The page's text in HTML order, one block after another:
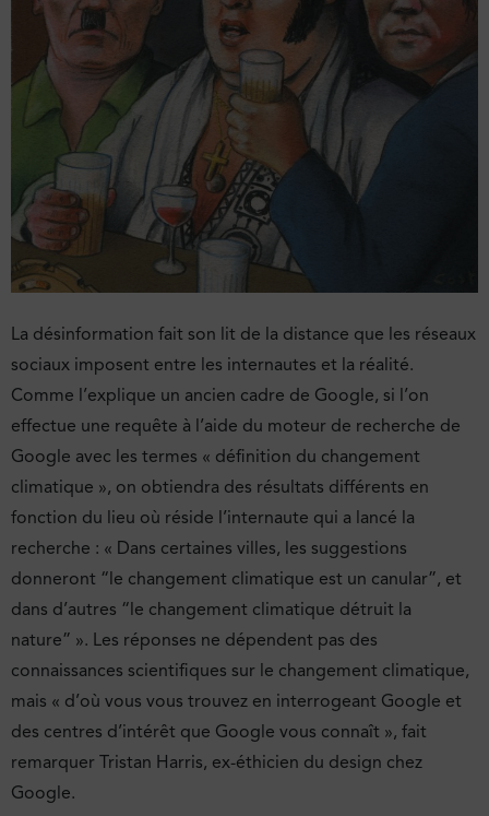
La désinformation fait son lit de la distance que les réseaux
sociaux imposent entre les internautes et la réalité.
Comme l’explique un ancien cadre de Google, si l’on
effectue une requête à l’aide du moteur de recherche de
Google avec les termes « définition du changement
climatique », on obtiendra des résultats différents en
fonction du lieu où réside l’internaute qui a lancé la
recherche : « Dans certaines villes, les suggestions
donneront “le changement climatique est un canular”, et
dans d’autres “le changement climatique détruit la
nature” ». Les réponses ne dépendent pas des
connaissances scientifiques sur le changement climatique,
mais « d’où vous vous trouvez en interrogeant Google et
des centres d’intérêt que Google vous connaît », fait
remarquer Tristan Harris, ex-éthicien du design chez
Google.